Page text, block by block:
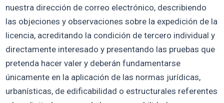
nuestra dirección de correo electrónico, describiendo
las objeciones y observaciones sobre la expedición de la
licencia, acreditando la condición de tercero individual y
directamente interesado y presentando las pruebas que
pretenda hacer valer y deberán fundamentarse
únicamente en la aplicación de las normas jurídicas,
urbanísticas, de edificabilidad o estructurales referentes